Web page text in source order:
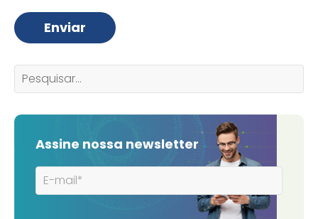
Assine nossa newsletter